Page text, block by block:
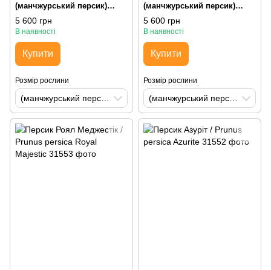
(манчжурський персик)
H200-250 St60-80 С35
5 600 грн
В наявності
Купити
Розмір рослини
(манчжурський персик) H200-250 St60-80 С35
(манчжурський персик)
H200-250 St60-80 С35
5 600 грн
В наявності
Купити
Розмір рослини
(манчжурський персик) H200-250 St60-80 С35